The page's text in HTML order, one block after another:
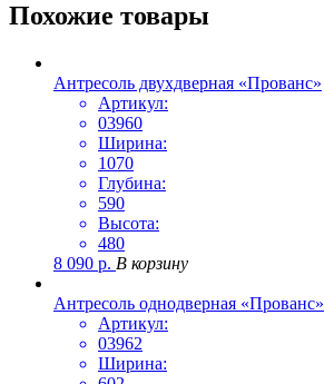
Похожие товары
Антресоль двухдверная «Прованс»
Артикул:
03960
Ширина:
1070
Глубина:
590
Высота:
480
8 090 р. В корзину
Антресоль однодверная «Прованс»
Артикул:
03962
Ширина: